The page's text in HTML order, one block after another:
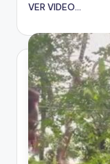
VER VIDEO...